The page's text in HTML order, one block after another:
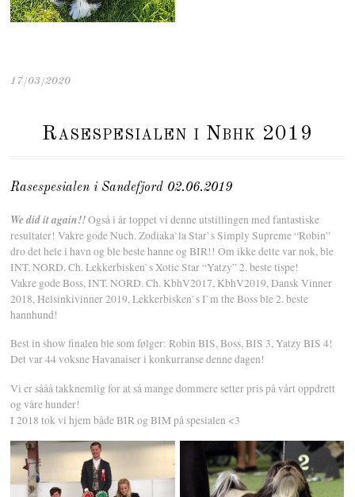
17/03/2020
Rasespesialen i Nbhk 2019
Rasespesialen i Sandefjord 02.06.2019
We did it again!!Også i år toppet vi denne utstillingen med fantastiske
resultater! Vakre gode Nuch. Zodiaka`la Star`s Simply Supreme “Robin”
dro det hele i havn og ble beste hanne og BIR!! Om ikke dette var nok, ble
INT. NORD. Ch. Lekkerbisken`s Xotic Star “Yatzy” 2. beste tispe!
Vakre gode Boss, INT. NORD. Ch. KbhV2017, KbhV2019, Dansk Vinner
2018, Helsinkivinner 2019, Lekkerbisken`s I`m the Boss ble 2. beste
hannhund!
Best in show finalen ble som følger: Robin BIS, Boss, BIS 3, Yatzy BIS 4!
Det var 44 voksne Havanaiser i konkurranse denne dagen!
Vi er sååå takknemlig for at så mange dommere setter pris på vårt oppdrett
og våre hunder!
I 2018 tok vi hjem både BIR og BIM på spesialen <3